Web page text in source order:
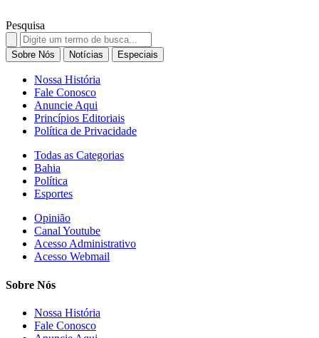
Pesquisa
Search
for:
Sobre Nós Notícias Especiais
Nossa História
Fale Conosco
Anuncie Aqui
Princípios Editoriais
Política de Privacidade
Todas as Categorias
Bahia
Política
Esportes
Opinião
Canal Youtube
Acesso Administrativo
Acesso Webmail
Sobre Nós
Nossa História
Fale Conosco